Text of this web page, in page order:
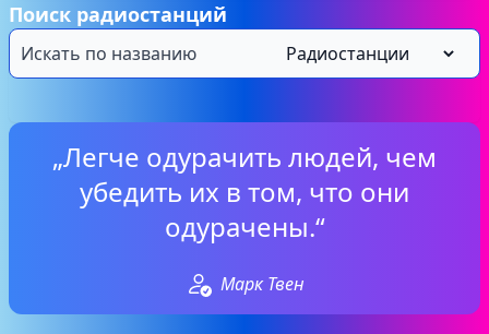
Поиск радиостанций
„Легче одурачить людей, чем
убедить их в том, что они
одурачены.“
Марк Твен